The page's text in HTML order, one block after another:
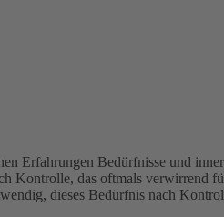
Erfahrungen Bedürfnisse und
Kontrolle, das oftmals verwirrend
dieses Bedürfnis nach